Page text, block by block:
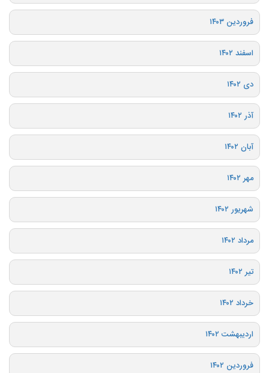
فروردین ۱۴۰۳
اسفند ۱۴۰۲
دی ۱۴۰۲
آذر ۱۴۰۲
آبان ۱۴۰۲
مهر ۱۴۰۲
شهریور ۱۴۰۲
مرداد ۱۴۰۲
تیر ۱۴۰۲
خرداد ۱۴۰۲
اردیبهشت ۱۴۰۲
فروردین ۱۴۰۲